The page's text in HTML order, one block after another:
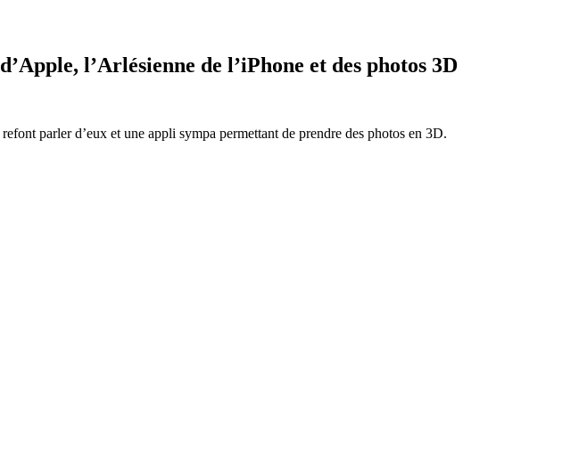
l’Arlésienne de l’iPhone et des photos 3D
parler d’eux et une appli sympa permettant de prendre des photos en 3D.